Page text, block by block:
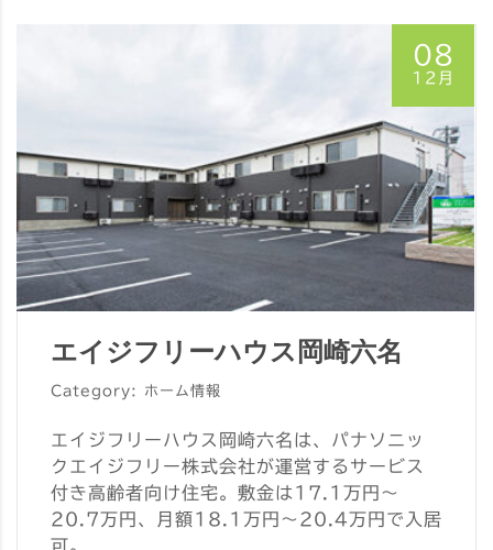
08
12月
エイジフリーハウス岡崎六名
Category: ホーム情報
エイジフリーハウス岡崎六名は、パナソニッ
クエイジフリー株式会社が運営するサービス
付き高齢者向け住宅。敷金は17.1万円～
20.7万円、月額18.1万円～20.4万円で入居
可。